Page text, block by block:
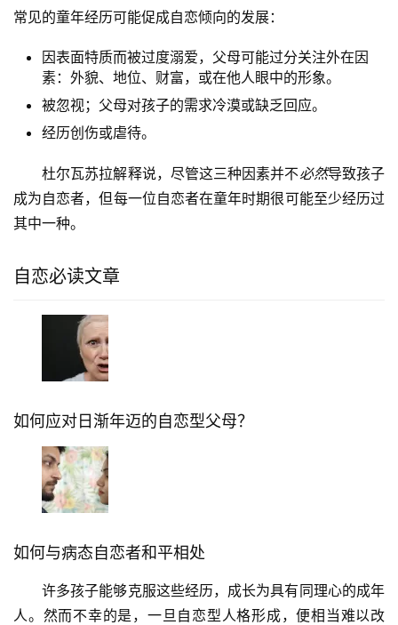
常见的童年经历可能促成自恋倾向的发展：
因表面特质而被过度溺爱，父母可能过分关注外在因
素：外貌、地位、财富，或在他人眼中的形象。
被忽视；父母对孩子的需求冷漠或缺乏回应。
经历创伤或虐待。
杜尔瓦苏拉解释说，尽管这三种因素并不必然导致孩子
成为自恋者，但每一位自恋者在童年时期很可能至少经历过
其中一种。
自恋必读文章
如何应对日渐年迈的自恋型父母？
如何与病态自恋者和平相处
许多孩子能够克服这些经历，成长为具有同理心的成年
人。然而不幸的是，一旦自恋型人格形成，便相当难以改